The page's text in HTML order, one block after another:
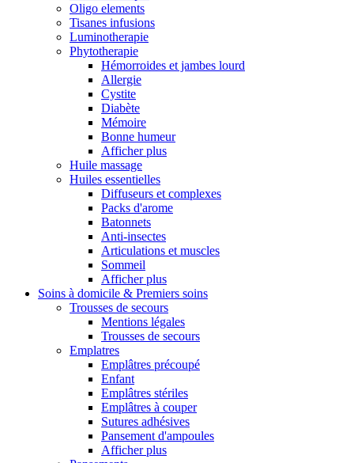
Oligo elements
Tisanes infusions
Luminotherapie
Phytotherapie
Hémorroides et jambes lourd
Allergie
Cystite
Diabète
Mémoire
Bonne humeur
Afficher plus
Huile massage
Huiles essentielles
Diffuseurs et complexes
Packs d'arome
Batonnets
Anti-insectes
Articulations et muscles
Sommeil
Afficher plus
Soins à domicile & Premiers soins
Trousses de secours
Mentions légales
Trousses de secours
Emplatres
Emplâtres précoupé
Enfant
Emplâtres stériles
Emplâtres à couper
Sutures adhésives
Pansement d'ampoules
Afficher plus